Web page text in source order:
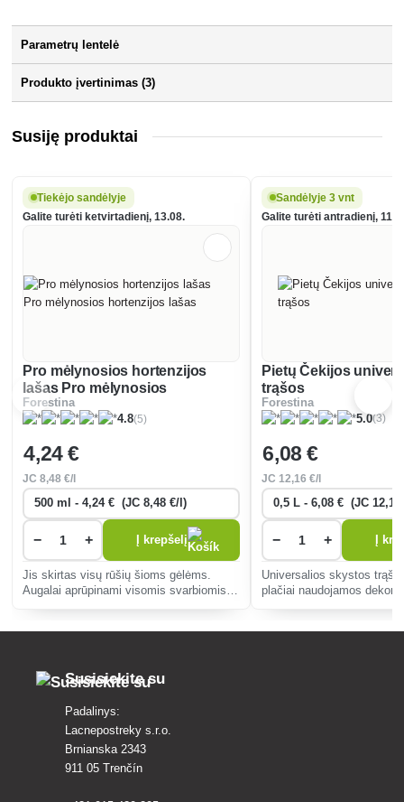
Parametrų lentelė
Produkto įvertinimas (3)
Susiję produktai
Tiekėjo sandėlyje
Galite turėti ketvirtadienį, 13.08.
Pro mėlynosios hortenzijos
lašas Pro mėlynosios
hortenzijos lašas
Forestina
4.8(5)
4,24 €
JC8,48 €/l
− + Į krepšelį
Jis skirtas visų rūšių šioms gėlėms.
Augalai aprūpinami visomis svarbiomis
Sandėlyje 3 vnt
Galite turėti antradienį,
Pietų Čekijos
trąšos
Forestina
5.0(3)
6,08 €
JC12,16 €/l
− + Į
Universalios skystos
plačiai naudojamos
Susisiekite su
Padalinys:
Lacnepostreky s.r.o.
Brnianska 2343
911 05 Trenčín